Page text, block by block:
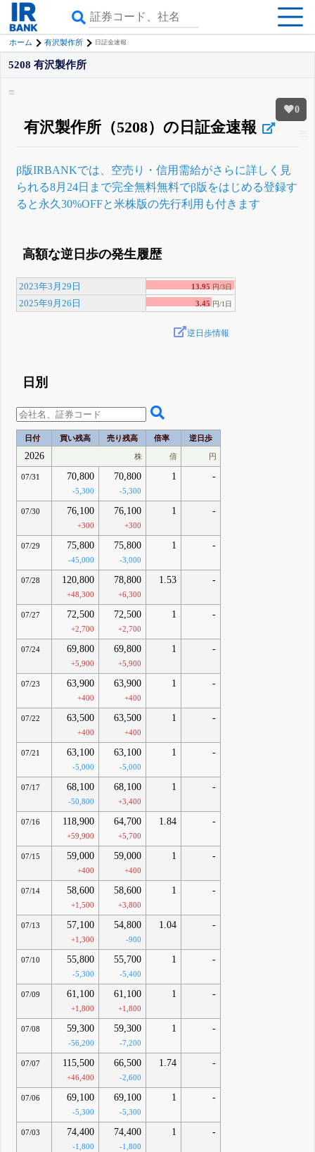
ホーム 有沢製作所 日証金速報
0
5208 有沢製作所
有沢製作所（5208）の日証金速報
β版IRBANKでは、 空売り・信用需給がさらに詳しく見
られる8月24日まで完全無料無料でβ版をはじめる登録す
ると永久30%OFFと米株版の先行利用も付きます
高額な逆日歩の発生履歴
2023年3月29日 13.95 円/3日
2025年9月26日 3.45 円/1日
逆日歩情報
日別
日付 買い残高 売り残高 倍率 逆日歩
2026 株 倍 円
07/31 70,800
-5,300
70,800
-5,300
1 -
07/30 76,100
+300
76,100
+300
1 -
07/29 75,800
-45,000
75,800
-3,000
1 -
07/28 120,800
+48,300
78,800
+6,300
1.53 -
07/27 72,500
+2,700
72,500
+2,700
1 -
07/24 69,800
+5,900
69,800
+5,900
1 -
07/23 63,900
+400
63,900
+400
1 -
07/22 63,500
+400
63,500
+400
1 -
07/21 63,100
-5,000
63,100
-5,000
1 -
07/17 68,100
-50,800
68,100
+3,400
1 -
07/16 118,900
+59,900
64,700
+5,700
1.84 -
07/15 59,000
+400
59,000
+400
1 -
07/14 58,600
+1,500
58,600
+3,800
1 -
07/13 57,100
+1,300
54,800
-900
1.04 -
07/10 55,800
-5,300
55,700
-5,400
1 -
07/09 61,100
+1,800
61,100
+1,800
1 -
07/08 59,300
-56,200
59,300
-7,200
1 -
07/07 115,500
+46,400
66,500
-2,600
1.74 -
07/06 69,100
-5,300
69,100
-5,300
1 -
07/03 74,400
-1,800
74,400
-1,800
1 -